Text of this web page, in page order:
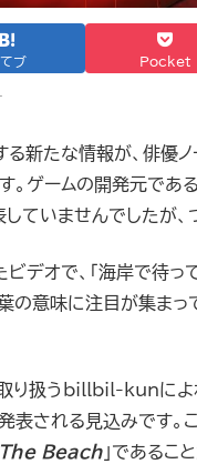
ブ Pocket
る新たな情報が、俳
。ゲームの開発元で
ていませんでしたが、
デオで、「海岸で待っ
の意味に注目が集まっ
り扱うbillbil-kunによ
れる見込みです。こ
Beach」であるこ